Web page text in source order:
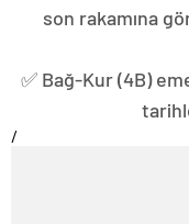
son rakamına
✅ Bağ-Kur (4B)
/